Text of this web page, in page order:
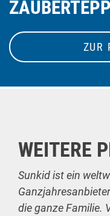
ZUR
WEITERE
Sunkid ist ein
die ganze Familie.